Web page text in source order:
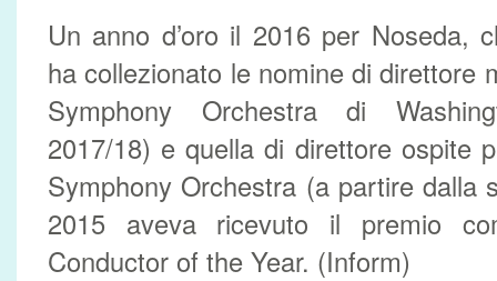
Un anno d’oro il 2016 per Noseda,
ha collezionato le nomine di direttore
Symphony Orchestra di
2017/18) e quella di direttore ospite
Symphony Orchestra (a partire dalla
2015 aveva ricevuto il premio
Conductor of the Year. (Inform)